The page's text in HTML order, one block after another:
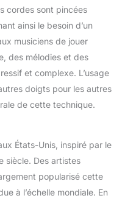
cordes sont pincées
ainsi le besoin d’un
musiciens de jouer
des mélodies et des
et complexe. L’usage
doigts pour les autres
de cette technique.
États-Unis, inspiré par le
siècle. Des artistes
popularisé cette
à l’échelle mondiale. En